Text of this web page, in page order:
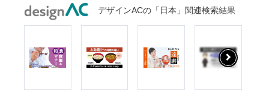
デザインACの「日本」関連検索結果